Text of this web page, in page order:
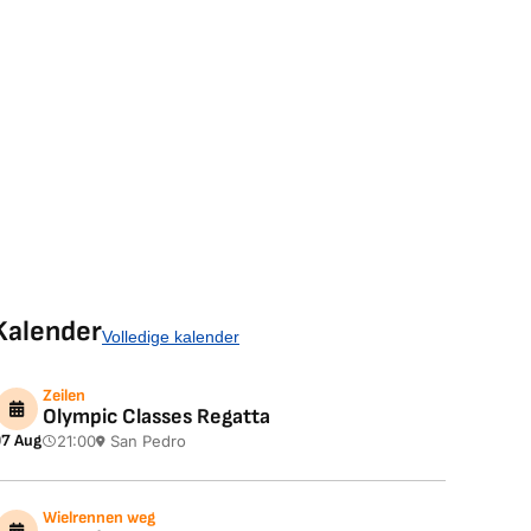
Volledige kalender
Aug
Zeilen
Olympic Classes Regatta
21:00 San Pedro
Wielrennen weg